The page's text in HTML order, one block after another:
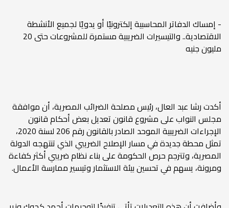
- إمساك الدفاتر المحاسبية إلكترونيًا أو يدويًا لجميع الأنشطة
الاقتصادية.. والتيسيرات الضريبية مستمرة للمشروعات حتى 20
مليون جنيه
أكدت رشا عبد العال، رئيس مصلحة الضرائب المصرية، أن موافقة
مجلس النواب على مشروع قانون تعديل بعض أحكام قانون
الإجراءات الضريبية الموحد الصادر بالقانون رقم 206 لسنة 2020،
تمثل محطة جديدة في مسار الإصلاح الضريبي الذي تنتهجه الدولة
المصرية، وتترجم حرص الحكومة على بناء نظام ضريبي أكثر كفاءة
ومرونة، يسهم في تحسين بيئة الاستثمار وتيسير ممارسة الأعمال.